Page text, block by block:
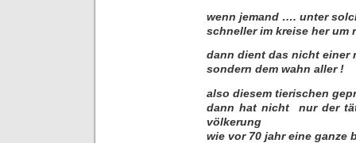
wenn jemand …. unter
schneller im kreise her um
dann dient das nicht einer
sondern dem wahn aller !
also diesem tierischen
dann hat nicht nur der
völkerung
wie vor 70 jahr eine ganze